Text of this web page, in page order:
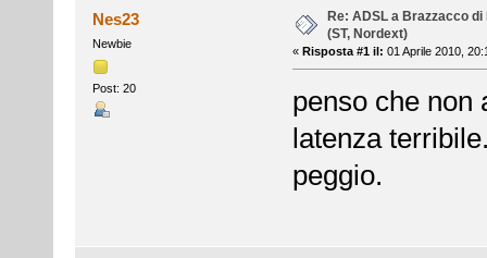
Nes23
Newbie
Post: 20
Re: ADSL a Brazzacco
(ST, Nordext)
« Risposta #1 il: 01 Aprile 2010,
penso che
latenza
peggio.